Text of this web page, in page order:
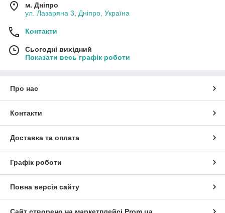
м. Дніпро
ул. Лазаряна 3, Дніпро, Україна
Контакти
Сьогодні вихідний
Показати весь графік роботи
Про нас
Контакти
Доставка та оплата
Графік роботи
Повна версія сайту